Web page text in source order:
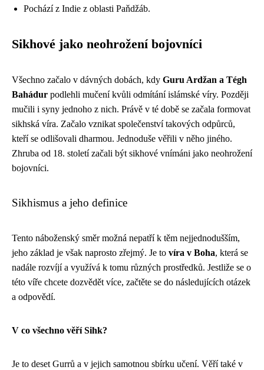
Pochází z Indie z oblasti Paňdžáb.
Sikhové jako neohrožení bojovníci
Všechno začalo v dávných dobách, kdy Guru Ardžan a Tégh
Bahádur podlehli mučení kvůli odmítání islámské víry. Později
mučili i syny jednoho z nich. Právě v té době se začala formovat
sikhská víra. Začalo vznikat společenství takových odpůrců,
kteří se odlišovali dharmou. Jednoduše věřili v něho jiného.
Zhruba od 18. století začali být sikhové vnímáni jako neohrožení
bojovníci.
Sikhismus a jeho definice
Tento náboženský směr možná nepatří k těm nejjednodušším,
jeho základ je však naprosto zřejmý. Je to víra v Boha, která se
nadále rozvíjí a využívá k tomu různých prostředků. Jestliže se o
této víře chcete dozvědět více, začtěte se do následujících otázek
a odpovědí.
V co všechno věří Sihk?
Je to deset Gurrů a v jejich samotnou sbírku učení. Věří také v